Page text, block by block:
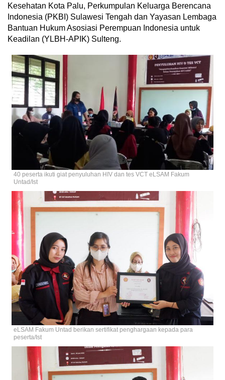
Kesehatan Kota Palu, Perkumpulan Keluarga Berencana
Indonesia (PKBI) Sulawesi Tengah dan Yayasan Lembaga
Bantuan Hukum Asosiasi Perempuan Indonesia untuk
Keadilan (YLBH-APIK) Sulteng.
40 peserta ikuti giat penyuluhan HIV dan tes VCT eLSAM Fakum
Untad/Ist
eLSAM Fakum Untad berikan sertifikat penghargaan kepada para
peserta/Ist